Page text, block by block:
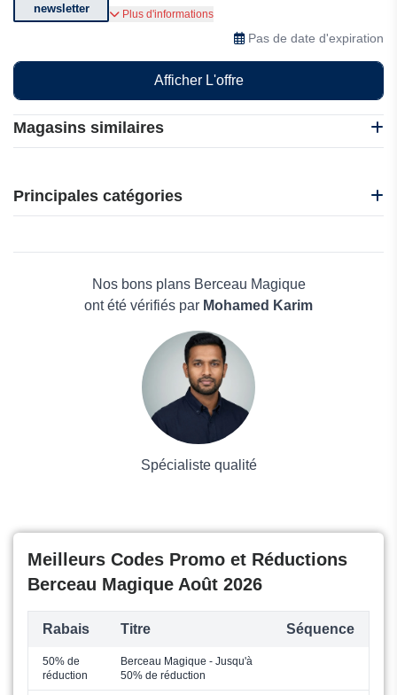
Magasins similaires
Fancy Prince
Ickle Bubba
La Bonne Couche
Nanny Care
Principales catégories
Maison & Jardin
Boissons
Nos bons plans Berceau Magique
ont été vérifiés par Mohamed Karim
Spécialiste qualité
newsletter
Abonnez-vous pour recevoir des offres
Plus d'informations
Pas de date d'expiration
Afficher L'offre
Meilleurs Codes Promo et Réductions
Berceau Magique Août 2026
Rabais Titre Séquence
50% de
réduction
Berceau Magique - Jusqu'à
50% de réduction